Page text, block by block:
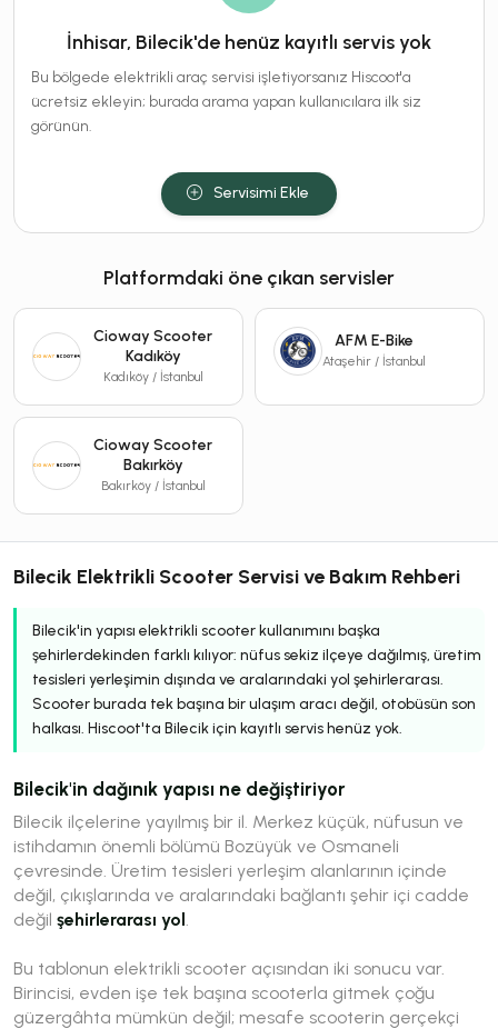
İnhisar, Bilecik'de henüz kayıtlı servis yok
Bu bölgede elektrikli araç servisi işletiyorsanız Hiscoot'a
ücretsiz ekleyin; burada arama yapan kullanıcılara ilk siz
görünün.
Servisimi Ekle
Platformdaki öne çıkan servisler
Cioway Scooter
Kadıköy
Kadıköy / İstanbul
AFM E-Bike
Ataşehir / İstanbul
Cioway Scooter
Bakırköy
Bakırköy / İstanbul
Bilecik Elektrikli Scooter Servisi ve Bakım Rehberi
Bilecik'in yapısı elektrikli scooter kullanımını başka
şehirlerdekinden farklı kılıyor: nüfus sekiz ilçeye dağılmış, üretim
tesisleri yerleşimin dışında ve aralarındaki yol şehirlerarası.
Scooter burada tek başına bir ulaşım aracı değil, otobüsün son
halkası. Hiscoot'ta Bilecik için kayıtlı servis henüz yok.
Bilecik'in dağınık yapısı ne değiştiriyor
Bilecik ilçelerine yayılmış bir il. Merkez küçük, nüfusun ve
istihdamın önemli bölümü Bozüyük ve Osmaneli
çevresinde. Üretim tesisleri yerleşim alanlarının içinde
değil, çıkışlarında ve aralarındaki bağlantı şehir içi cadde
değil şehirlerarası yol
Bu tablonun elektrikli scooter açısından iki sonucu var.
Birincisi, evden işe tek başına scooterla gitmek çoğu
güzergâhta mümkün değil; mesafe scooterin gerçekçi